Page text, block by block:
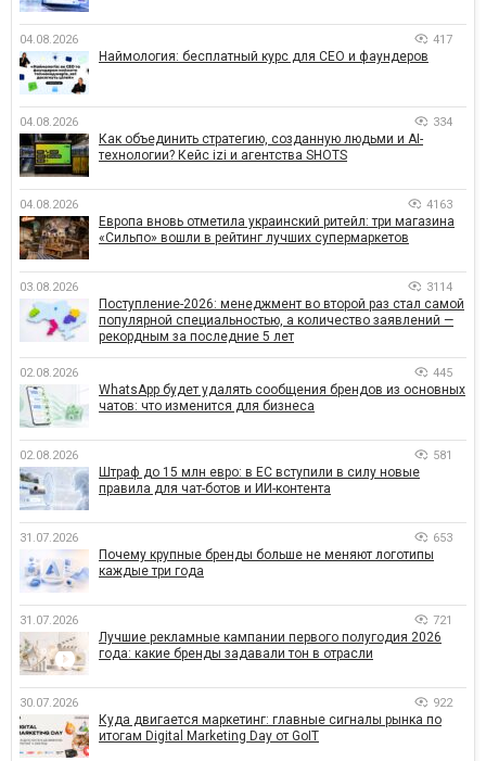
04.08.2026 417
Наймология: бесплатный курс для CEO и фаундеров
04.08.2026 334
Как объединить стратегию, созданную людьми и AI-
технологии? Кейс izi и агентства SHOTS
04.08.2026 4163
Европа вновь отметила украинский ритейл: три магазина
«Сильпо» вошли в рейтинг лучших супермаркетов
03.08.2026 3114
Поступление-2026: менеджмент во второй раз стал самой
популярной специальностью, а количество заявлений —
рекордным за последние 5 лет
02.08.2026 445
WhatsApp будет удалять сообщения брендов из основных
чатов: что изменится для бизнеса
02.08.2026 581
Штраф до 15 млн евро: в ЕС вступили в силу новые
правила для чат-ботов и ИИ-контента
31.07.2026 653
Почему крупные бренды больше не меняют логотипы
каждые три года
31.07.2026 721
Лучшие рекламные кампании первого полугодия 2026
года: какие бренды задавали тон в отрасли
30.07.2026 922
Куда двигается маркетинг: главные сигналы рынка по
итогам Digital Marketing Day от GoIT